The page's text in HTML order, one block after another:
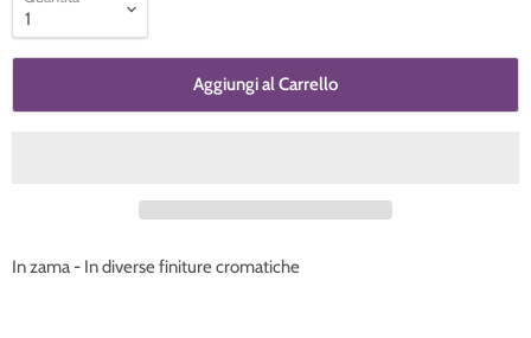
Aggiungi al Carrello
In zama - In diverse finiture cromatiche